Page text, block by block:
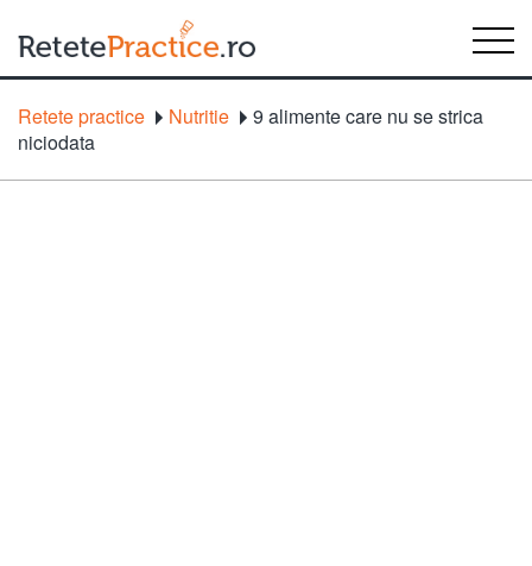
Retete practice Nutritie
9 alimente care nu se strica
niciodata